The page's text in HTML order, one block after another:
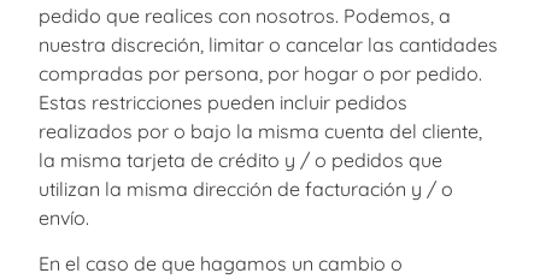
pedido que realices con nosotros. Podemos, a
nuestra discreción, limitar o cancelar las cantidades
compradas por persona, por hogar o por pedido.
Estas restricciones pueden incluir pedidos
realizados por o bajo la misma cuenta del cliente,
la misma tarjeta de crédito y / o pedidos que
utilizan la misma dirección de facturación y / o
envío.
En el caso de que hagamos un cambio o